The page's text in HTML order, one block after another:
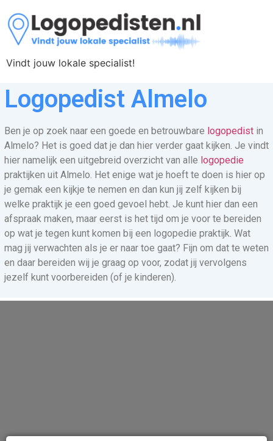
Vindt jouw lokale specialist!
Logopedist Almelo
Ben je op zoek naar een goede en betrouwbare logopedist in
Almelo? Het is goed dat je dan hier verder gaat kijken. Je vindt
hier namelijk een uitgebreid overzicht van alle logopedie
praktijken uit Almelo. Het enige wat je hoeft te doen is hier op
je gemak een kijkje te nemen en dan kun jij zelf kijken bij
welke praktijk je een goed gevoel hebt. Je kunt hier dan een
afspraak maken, maar eerst is het tijd om je voor te bereiden
op wat je tegen kunt komen bij een logopedie praktijk. Wat
mag jij verwachten als je er naar toe gaat? Fijn om dat te weten
en daar bereiden wij je graag op voor, zodat jij vervolgens
jezelf kunt voorbereiden (of je kinderen).